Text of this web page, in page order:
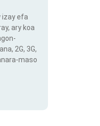
izay efa
ary koa
2G, 3G,
maso